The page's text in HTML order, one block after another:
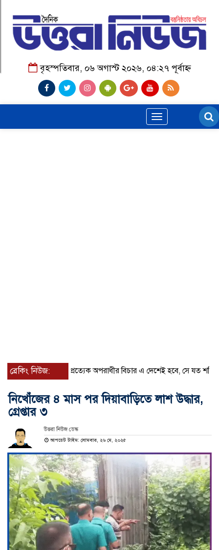
বৃহস্পতিবার, ০৬ অগাস্ট ২০২৬, ০৪:২৭ পূর্বাহ্ন
Toggle
navigation
ব্রেকিং নিউজ:প্রত্যেক অপরাধীর বিচার এ দেশেই হবে, সে যত শক্তিশালীই হোক
নিখোঁজের ৪ মাস পর দিয়াবাড়িতে লাশ উদ্ধার,
গ্রেপ্তার ৩
উত্তরা নিউজ ডেস্ক
আপডেট টাইম: সোমবার, ২৬ মে, ২০২৫